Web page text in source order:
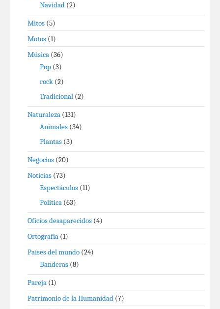
Navidad (2)
Mitos (5)
Motos (1)
Música (36)
Pop (3)
rock (2)
Tradicional (2)
Naturaleza (131)
Animales (34)
Plantas (3)
Negocios (20)
Noticias (73)
Espectáculos (11)
Política (63)
Oficios desaparecidos (4)
Ortografía (1)
Países del mundo (24)
Banderas (8)
Pareja (1)
Patrimonio de la Humanidad (7)